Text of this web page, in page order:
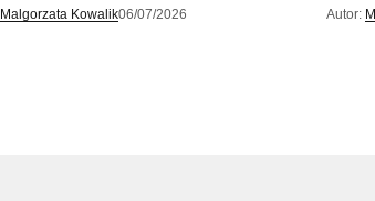
Malgorzata Kowalik06/07/2026 Autor: